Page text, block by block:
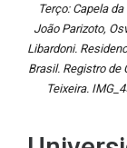
Terço: Capela
João Parizoto,
Libardoni.
Brasil. Registro de
Teixeira.